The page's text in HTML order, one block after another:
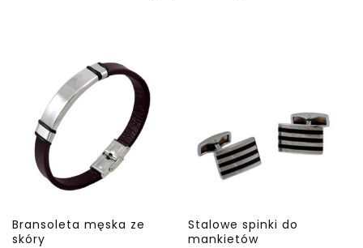
Bransoleta męska ze
skóry
Stalowe spinki do
mankietów